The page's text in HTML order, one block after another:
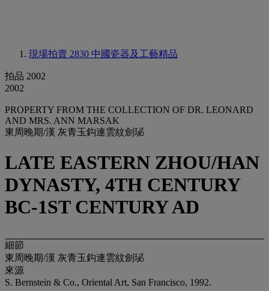
現場拍賣 2830 中國瓷器及工藝精品
拍品 2002
2002
PROPERTY FROM THE COLLECTION OF DR. LEONARD
AND MRS. ANN MARSAK
東周晚期/漢 灰青玉鈎連雲紋劍珌
LATE EASTERN ZHOU/HAN
DYNASTY, 4TH CENTURY
BC-1ST CENTURY AD
細節
東周晚期/漢 灰青玉鈎連雲紋劍珌
來源
S. Bernstein & Co., Oriental Art, San Francisco, 1992.